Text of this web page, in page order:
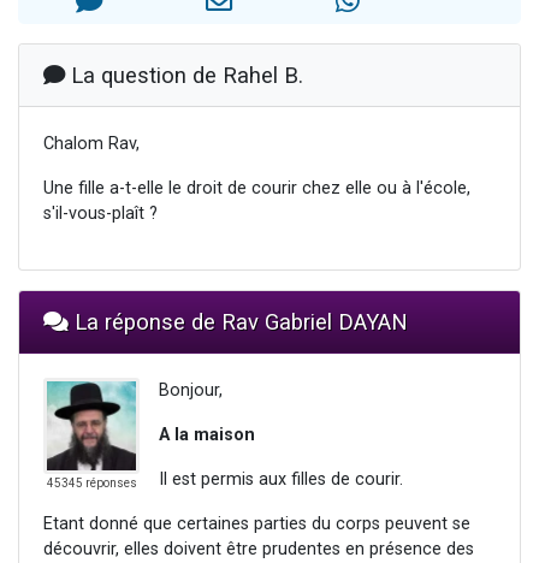
La question de Rahel B.
Chalom Rav,
Une fille a-t-elle le droit de courir chez elle ou à l'école,
s'il-vous-plaît ?
La réponse de Rav Gabriel DAYAN
45345 réponses
Bonjour,
A la maison
Il est permis aux filles de courir.
Etant donné que certaines parties du corps peuvent se
découvrir, elles doivent être prudentes en présence des